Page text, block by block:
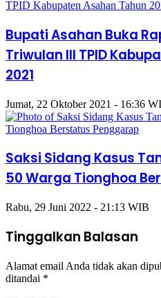
Bupati Asahan Buka
Triwulan III TPID
2021
Jumat, 22 Oktober 2021 - 16:36
Saksi Sidang Kasus
50 Warga Tionghoa
Tinggalkan Balasan
Alamat email Anda tidak akan